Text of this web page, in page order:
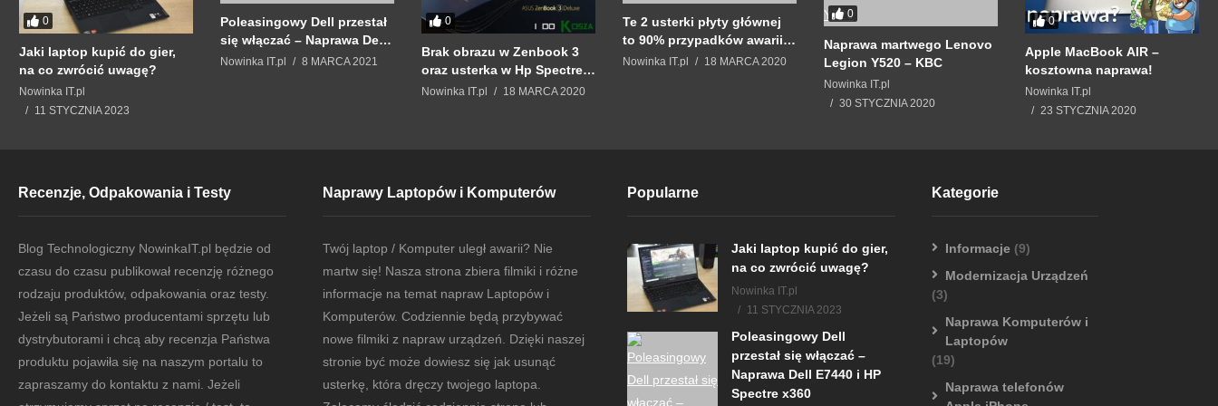
0
Jaki laptop kupić do gier,
na co zwrócić uwagę?
Nowinka IT.pl
11 STYCZNIA 2023
Poleasingowy Dell przestał
się włączać – Naprawa Dell
E7440 i HP Spectre x360
Nowinka IT.pl 8 MARCA 2021
0
Brak obrazu w Zenbook 3
oraz usterka w Hp Spectre
x360 15-df
Nowinka IT.pl 18 MARCA 2020
Te 2 usterki płyty głównej
to 90% przypadków awarii
Alienware – Naprawa
Nowinka IT.pl 18 MARCA 2020
0
Naprawa martwego Lenovo
Legion Y520 – KBC
Nowinka IT.pl
30 STYCZNIA 2020
0
Apple MacBook AIR –
kosztowna naprawa!
Nowinka IT.pl
23 STYCZNIA 2020
Recenzje, Odpakowania i Testy
Blog Technologiczny NowinkaIT.pl będzie od
czasu do czasu publikował recenzję różnego
rodzaju produktów, odpakowania oraz testy.
Jeżeli są Państwo producentami sprzętu lub
dystrybutorami i chcą aby recenzja Państwa
produktu pojawiła się na naszym portalu to
zapraszamy do kontaktu z nami. Jeżeli
Naprawy Laptopów i Komputerów
Twój laptop / Komputer uległ awarii? Nie
martw się! Nasza strona zbiera filmiki i różne
informacje na temat napraw Laptopów i
Komputerów. Codziennie będą przybywać
nowe filmiki z napraw urządzeń. Dzięki naszej
stronie być może dowiesz się jak usunąć
usterkę, która dręczy twojego laptopa.
Popularne
Jaki laptop kupić do gier,
na co zwrócić uwagę?
Nowinka IT.pl
11 STYCZNIA 2023
Poleasingowy Dell
przestał się włączać –
Naprawa Dell E7440 i HP
Spectre x360
Kategorie
Informacje (9)
Modernizacja Urządzeń
(3)
Naprawa Komputerów i
Laptopów
(19)
Naprawa telefonów